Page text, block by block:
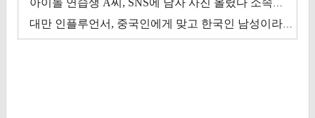
아이돌 연습생 A씨, SNS에 남자 사진 올렸다 소속사 퇴출
대만 인플루언서, 중국인에게 맞고 한국인 남성이라 진술 '후폭풍'